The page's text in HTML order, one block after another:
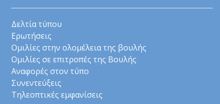
Δελτία τύπου
Ερωτήσεις
Ομιλίες στην ολομέλεια της βουλής
Ομιλίες σε επιτροπές της Βουλής
Αναφορές στον τύπο
Συνεντεύξεις
Τηλεοπτικές εμφανίσεις